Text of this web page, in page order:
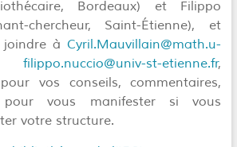
Bordeaux) et Filippo
chercheur, Saint-Étienne), et
joindre àCyril.Mauvillain@math.u-
filippo.nuccio@univ-st-etienne.fr,
vos conseils, commentaires,
pour vous manifester si vous
votre structure.